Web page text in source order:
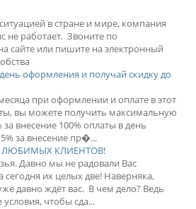
в стране и мире, компания
не работает. Звоните по
сайте или пишите на электронный
оформления и получай скидку до
при оформлении и оплате в этот
вы можете получить максимальную
за внесение 100% оплаты в день
за внесение пр�...
ЛЮБИМЫХ КЛИЕНТОВ!
Давно мы не радовали Вас
их целых две! Наверняка,
давно ждёт вас. В чем дело? Ведь
чтобы сда...